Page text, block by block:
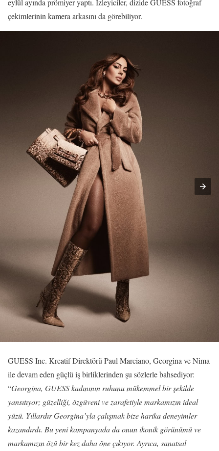
eylül ayında prömiyer yaptı. İzleyiciler, dizide GUESS fotoğraf
çekimlerinin kamera arkasını da görebiliyor.
GUESS Inc. Kreatif Direktörü Paul Marciano, Georgina ve Nima
ile devam eden güçlü iş birliklerinden şu sözlerle bahsediyor:
“Georgina, GUESS kadınının ruhunu mükemmel bir şekilde
yansıtıyor; güzelliği, özgüveni ve zarafetiyle markamızın ideal
yüzü. Yıllardır Georgina’yla çalışmak bize harika deneyimler
kazandırdı. Bu yeni kampanyada da onun ikonik görünümü ve
markamızın özü bir kez daha öne çıkıyor. Ayrıca, sanatsal